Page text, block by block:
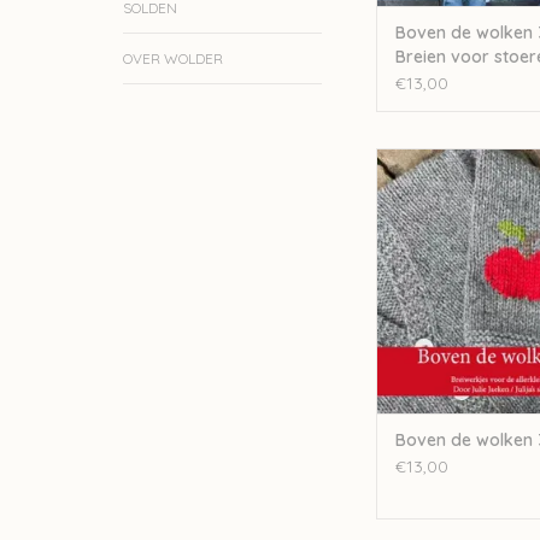
SOLDEN
OVER WOLDER
Boven de wolken
Breien voor
kinderen en tieners
€13,00
Julija Boven de
TOEVOEGEN AAN
Boven de wolken
€13,00